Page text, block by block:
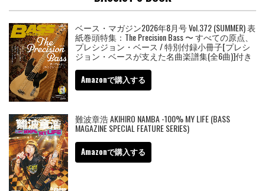
ベース・マガジン2026年8月号 Vol.372 (SUMMER) 表
紙巻頭特集：The Precision Bass 〜 すべての原点、
プレシジョン・ベース / 特別付録小冊子[プレシ
ジョン・ベースが支えた名曲楽譜集(全6曲)]付き
Amazonで購入する
難波章浩 AKIHIRO NAMBA -100% MY LIFE (BASS
MAGAZINE SPECIAL FEATURE SERIES)
Amazonで購入する